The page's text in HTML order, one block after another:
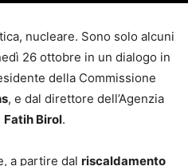
nucleare. Sono solo alcuni
26 ottobre in un dialogo in
della Commissione
, e dal direttore dell’Agenzia
Fatih Birol.
a partire dal riscaldamento